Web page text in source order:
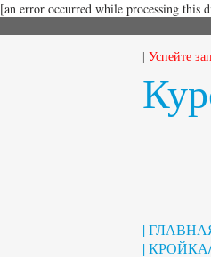
[an error occurred while processing this
| Успейте
|
|